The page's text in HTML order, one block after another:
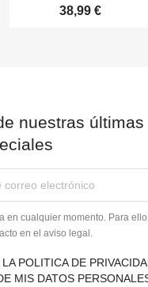
38,99 €
nuestras
en cualquier momento. Para
en el aviso legal.
POLITICA DE
MIS DATOS